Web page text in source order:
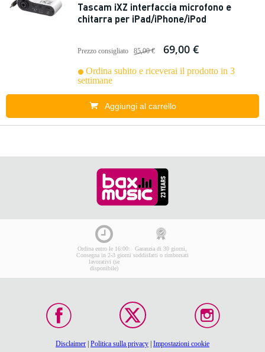
Tascam iXZ interfaccia microfono e
chitarra per iPad/iPhone/iPod
Prezzo consigliato 85,00 € 69,00 €
Ordina subito e riceverai il prodotto in 3
settimane
Aggiungi al carrello
Ordina entro le 16:00:
Consegna in 2-3 giorni
lavorativi (se
disponibile)
Garanzia di 30 giorni,
soddisfatti o rimborsati
Disclaimer Politica sulla privacy Impostazioni cookie